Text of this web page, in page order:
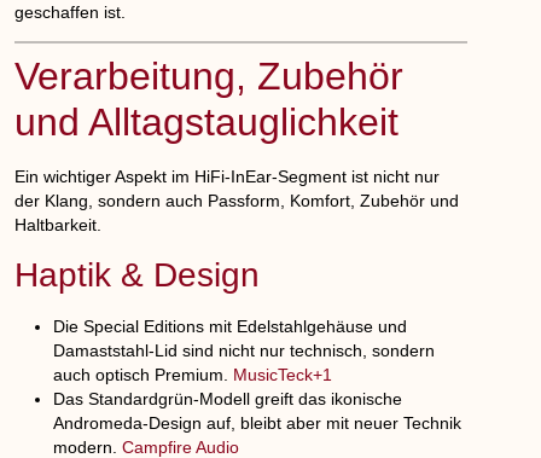
geschaffen ist.
Verarbeitung, Zubehör
und Alltagstauglichkeit
Ein wichtiger Aspekt im HiFi-InEar-Segment ist nicht nur
der Klang, sondern auch Passform, Komfort, Zubehör und
Haltbarkeit.
Haptik & Design
Die Special Editions mit Edelstahlgehäuse und
Damaststahl-Lid sind nicht nur technisch, sondern
auch optisch Premium. MusicTeck+1
Das Standardgrün-Modell greift das ikonische
Andromeda-Design auf, bleibt aber mit neuer Technik
modern.Campfire Audio